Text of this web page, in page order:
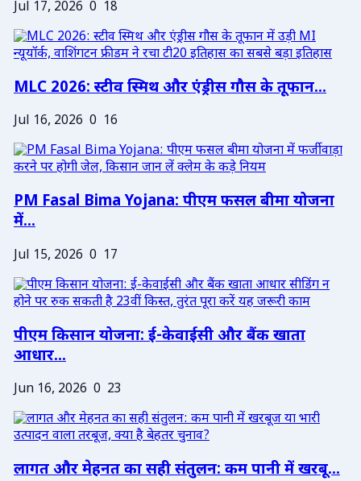
Jul 17, 2026 0 18
MLC 2026: स्टीव स्मिथ और एंड्रीस गौस के तूफान...
Jul 16, 2026 0 16
PM Fasal Bima Yojana: पीएम फसल बीमा योजना
में...
Jul 15, 2026 0 17
पीएम किसान योजना: ई-केवाईसी और बैंक खाता
आधार...
Jun 16, 2026 0 23
लागत और मेहनत का सही संतुलन: कम पानी में खरबू...